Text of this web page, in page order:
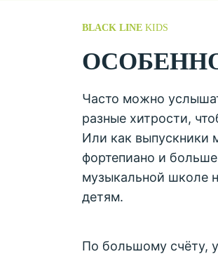
BLACK LINE KIDS
Часто можно
разные хитрости,
Или как выпускники
фортепиано и
музыкальной школе
детям.
По большому счёту,